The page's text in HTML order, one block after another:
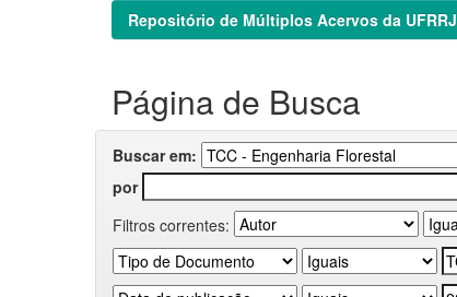
Repositório de Múltiplos Acervos da UFRRJ
Página de Busca
Buscar em:
por
Filtros correntes: